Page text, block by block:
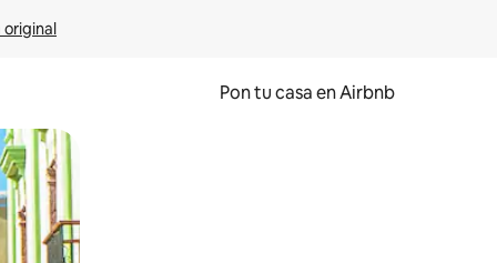
original
Pon tu casa en Airbnb